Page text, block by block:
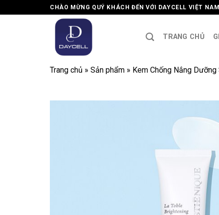
to
CHÀO MỪNG QUÝ KHÁCH ĐẾN VỚI DAYCELL VIỆT NAM
TRANG CHỦ
Trang chủ » Sản phẩm » Kem Chống Nắng